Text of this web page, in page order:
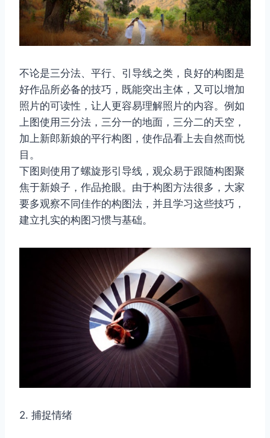
不论是三分法、平行、引导线之类，良好的构图是
好作品所必备的技巧，既能突出主体，又可以增加
照片的可读性，让人更容易理解照片的内容。例如
上图使用三分法，三分一的地面，三分二的天空，
加上新郎新娘的平行构图，使作品看上去自然而悦
目。
下图则使用了螺旋形引导线，观众易于跟随构图聚
焦于新娘子，作品抢眼。由于构图方法很多，大家
要多观察不同佳作的构图法，并且学习这些技巧，
建立扎实的构图习惯与基础。
2. 捕捉情绪